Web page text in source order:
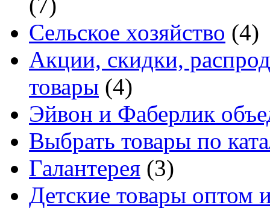
Сельское хозяйство (4)
Акции, скидки,
товары (4)
Эйвон и Фаберлик
Выбрать товары по
Галантерея (3)
Детские товары оптом